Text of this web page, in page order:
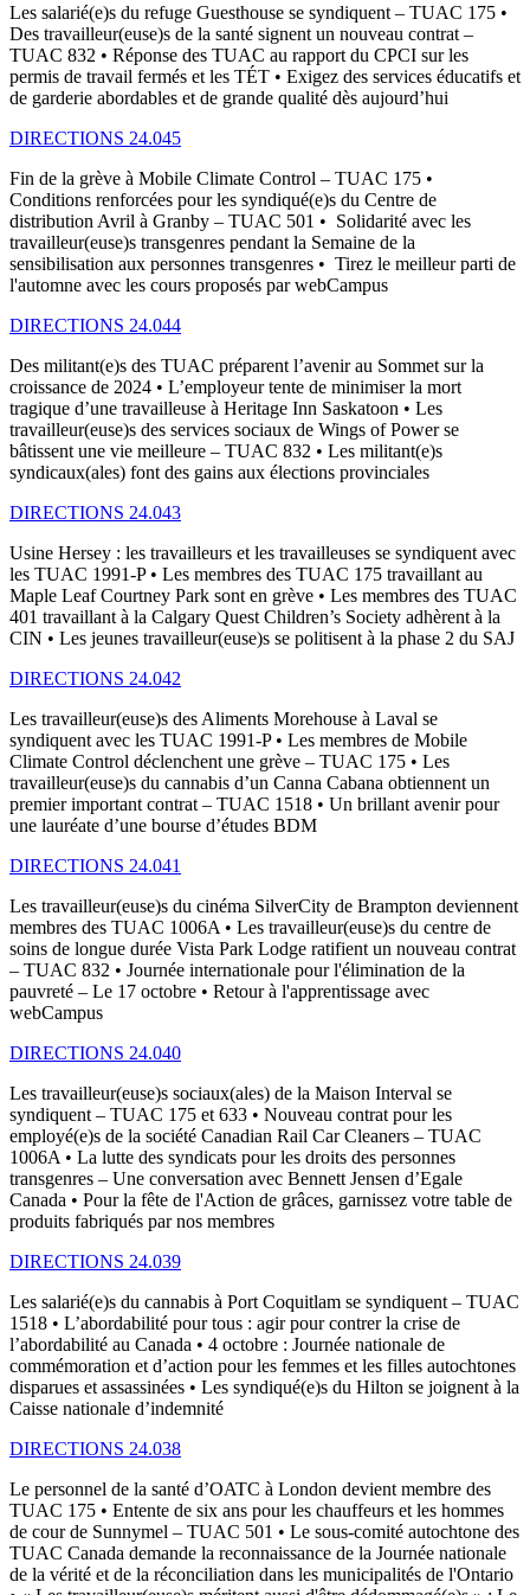
Les salarié(e)s du refuge Guesthouse se syndiquent – TUAC 175 •
Des travailleur(euse)s de la santé signent un nouveau contrat –
TUAC 832 • Réponse des TUAC au rapport du CPCI sur les
permis de travail fermés et les TÉT • Exigez des services éducatifs et
de garderie abordables et de grande qualité dès aujourd’hui
DIRECTIONS 24.045
Fin de la grève à Mobile Climate Control – TUAC 175 •
Conditions renforcées pour les syndiqué(e)s du Centre de
distribution Avril à Granby – TUAC 501 • Solidarité avec les
travailleur(euse)s transgenres pendant la Semaine de la
sensibilisation aux personnes transgenres • Tirez le meilleur parti de
l'automne avec les cours proposés par webCampus
DIRECTIONS 24.044
Des militant(e)s des TUAC préparent l’avenir au Sommet sur la
croissance de 2024 • L’employeur tente de minimiser la mort
tragique d’une travailleuse à Heritage Inn Saskatoon • Les
travailleur(euse)s des services sociaux de Wings of Power se
bâtissent une vie meilleure – TUAC 832 • Les militant(e)s
syndicaux(ales) font des gains aux élections provinciales
DIRECTIONS 24.043
Usine Hersey : les travailleurs et les travailleuses se syndiquent avec
les TUAC 1991-P • Les membres des TUAC 175 travaillant au
Maple Leaf Courtney Park sont en grève • Les membres des TUAC
401 travaillant à la Calgary Quest Children’s Society adhèrent à la
CIN • Les jeunes travailleur(euse)s se politisent à la phase 2 du SAJ
DIRECTIONS 24.042
Les travailleur(euse)s des Aliments Morehouse à Laval se
syndiquent avec les TUAC 1991-P • Les membres de Mobile
Climate Control déclenchent une grève – TUAC 175 • Les
travailleur(euse)s du cannabis d’un Canna Cabana obtiennent un
premier important contrat – TUAC 1518 • Un brillant avenir pour
une lauréate d’une bourse d’études BDM
DIRECTIONS 24.041
Les travailleur(euse)s du cinéma SilverCity de Brampton deviennent
membres des TUAC 1006A • Les travailleur(euse)s du centre de
soins de longue durée Vista Park Lodge ratifient un nouveau contrat
– TUAC 832 • Journée internationale pour l'élimination de la
pauvreté – Le 17 octobre • Retour à l'apprentissage avec
webCampus
DIRECTIONS 24.040
Les travailleur(euse)s sociaux(ales) de la Maison Interval se
syndiquent – TUAC 175 et 633 • Nouveau contrat pour les
employé(e)s de la société Canadian Rail Car Cleaners – TUAC
1006A • La lutte des syndicats pour les droits des personnes
transgenres – Une conversation avec Bennett Jensen d’Egale
Canada • Pour la fête de l'Action de grâces, garnissez votre table de
produits fabriqués par nos membres
DIRECTIONS 24.039
Les salarié(e)s du cannabis à Port Coquitlam se syndiquent – TUAC
1518 • L’abordabilité pour tous : agir pour contrer la crise de
l’abordabilité au Canada • 4 octobre : Journée nationale de
commémoration et d’action pour les femmes et les filles autochtones
disparues et assassinées • Les syndiqué(e)s du Hilton se joignent à la
Caisse nationale d’indemnité
DIRECTIONS 24.038
Le personnel de la santé d’OATC à London devient membre des
TUAC 175 • Entente de six ans pour les chauffeurs et les hommes
de cour de Sunnymel – TUAC 501 • Le sous-comité autochtone des
TUAC Canada demande la reconnaissance de la Journée nationale
de la vérité et de la réconciliation dans les municipalités de l'Ontario